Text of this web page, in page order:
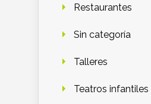
Restaurantes
Sin categoría
Talleres
Teatros infantiles